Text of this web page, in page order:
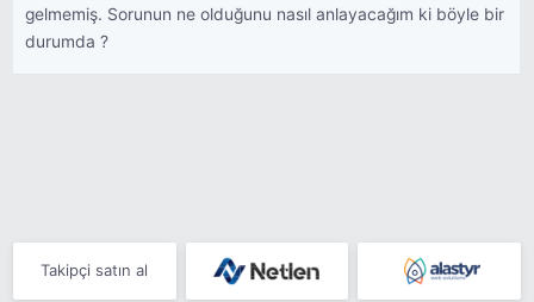
gelmemiş. Sorunun ne olduğunu nasıl anlayacağım ki böyle bir
durumda ?
Takipçi satın al